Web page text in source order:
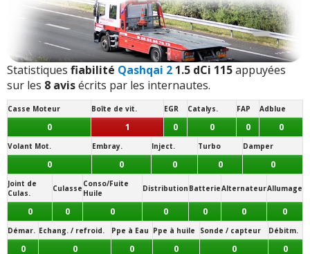
Couple moteur:1n'aime pas
Consommation:5aiment
Autonomie:1aime
Boîte de vitesses (agrément, longueur des
rapports):1n'aime pas
Style:1aime
Résistance peinture:1n'aime pas
Equipement:1aime
Traction (avant)
- ( Typé sous-vireur: surpoids à l'avant)
Transmission(s) disponibles(s) :
Automatique7 vitesses
- (boîte robotisée double embrayage DCT)
Mécanique6 vitesses
Jantes disponibles de série :
17 pouces
- (
Très légère tendance au roulis
18 pouces
Note des internautes :
16.9/20
Panne la plus signalée :
boîte de vitesses
Statistiques fiabilité Qashqai 2 1.5 dCi 115appuyées
sur les 8 avisécrits par les internautes.
Casse Moteur Boîte de vit. EGR Catalys. FAP Adblue
0 1 0 0 0 0
Volant Mot. Embray. Inject. Turbo Damper
0 0 0 0 0
Joint de
Culas.
Culasse Conso/Fuite
Huile
Distribution BatterieAlternateurAllumage
0 0 0 0 0 0 0
Démar. Echang. / refroid. Ppe à Eau Ppe à huile Sonde / capteur Débitm.
0 0 0 0 0 0